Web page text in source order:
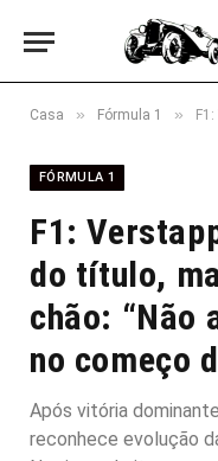
Casa » Fórmula 1 » F1:
FÓRMULA 1
F1:
do título,
chão: “Não
no começo
Após vitória
reconhece evolução